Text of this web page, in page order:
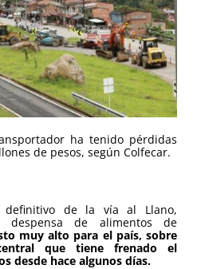
ha tenido pérdidas
de pesos, según Colfecar.
definitivo de la vía al Llano,
despensa de alimentos de
muy alto para el país, sobre
que tiene frenado el
desde hace algunos días.